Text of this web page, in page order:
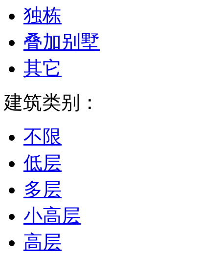
独栋
叠加别墅
其它
建筑类别：
不限
低层
多层
小高层
高层